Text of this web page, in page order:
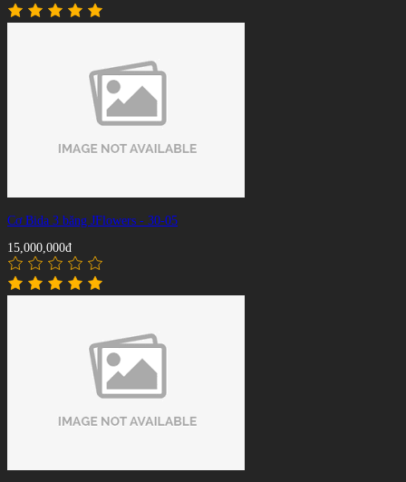
Cơ Bida 3 băng JFlowers - 30-05
15,000,000đ